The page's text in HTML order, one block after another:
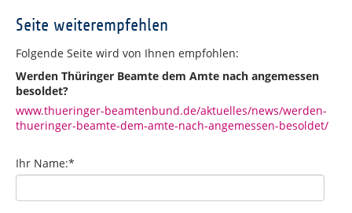
Seite weiterempfehlen
Folgende Seite wird von Ihnen empfohlen:
Werden Thüringer Beamte dem Amte nach angemessen
besoldet?
www.thueringer-beamtenbund.de/aktuelles/news/werden-
thueringer-beamte-dem-amte-nach-angemessen-besoldet/
Ihr Name:*